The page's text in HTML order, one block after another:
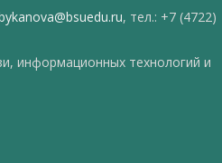
, тел.: +7 (4722)
информационных технологий и